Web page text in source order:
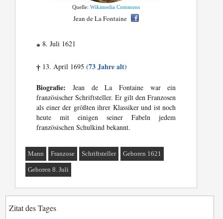
Quelle:Wikimedia Commons
Jean de La Fontaine
* 8. Juli 1621
† 13. April 1695(73 Jahre alt)
Biografie: Jean de La Fontaine war ein
französischer Schriftsteller. Er gilt den Franzosen
als einer der größten ihrer Klassiker und ist noch
heute mit einigen seiner Fabeln jedem
französischen Schulkind bekannt.
Mann Franzose Schriftsteller Geboren 1621
Geboren 8. Juli
Zitat des Tages